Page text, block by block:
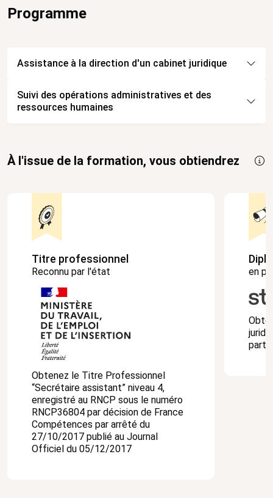
Programme
Assistance à la direction d'un cabinet juridique
Suivi des opérations administratives et des
ressources humaines
À l'issue de la formation, vous obtiendrez
Titre professionnel
Reconnu par l'état
Obtenez le Titre Professionnel
“Secrétaire assistant” niveau 4,
enregistré au RNCP sous le numéro
RNCP36804 par décision de France
Compétences par arrêté du
27/10/2017 publié au Journal
Officiel du 05/12/2017
en